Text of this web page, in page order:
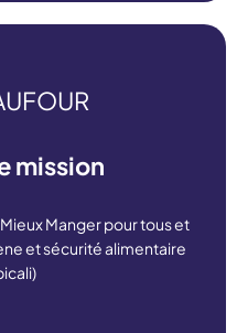
mission
Manger pour tous et
et sécurité alimentaire